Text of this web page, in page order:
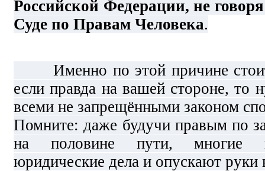
Российской Федерации, не
Суде по Правам Человека.
Именно по этой причине стоит
если правда на вашей стороне, то
всеми не запрещёнными законом
Помните: даже будучи правым по
на половине пути, многие
юридические дела и опускают руки